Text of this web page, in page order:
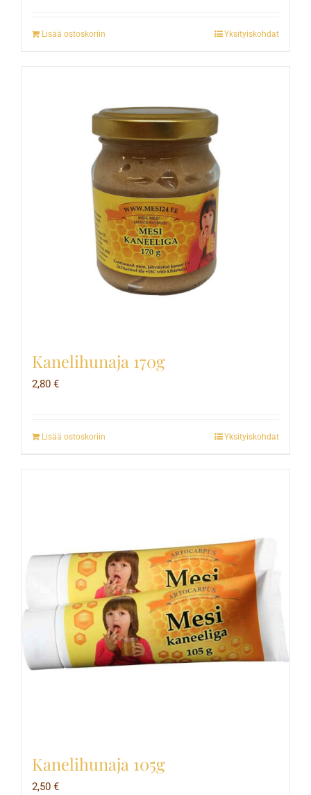
Lisää ostoskoriin Yksityiskohdat
Kanelihunaja 170g
2,80 €
Lisää ostoskoriin Yksityiskohdat
Kanelihunaja 105g
2,50 €